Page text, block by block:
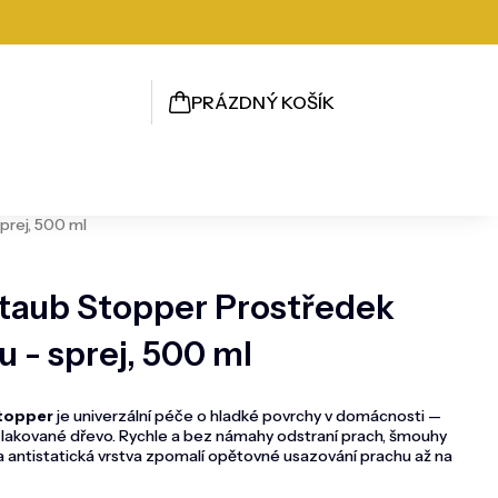
NÁKUPNÍ
PRÁZDNÝ KOŠÍK
500 ml
Stopper Prostředek
- sprej, 500 ml
je univerzální péče o hladké povrchy v domácnosti —
dřevo. Rychle a bez námahy odstraní prach, šmouhy
antistatická vrstva zpomalí opětovné usazování prachu až na